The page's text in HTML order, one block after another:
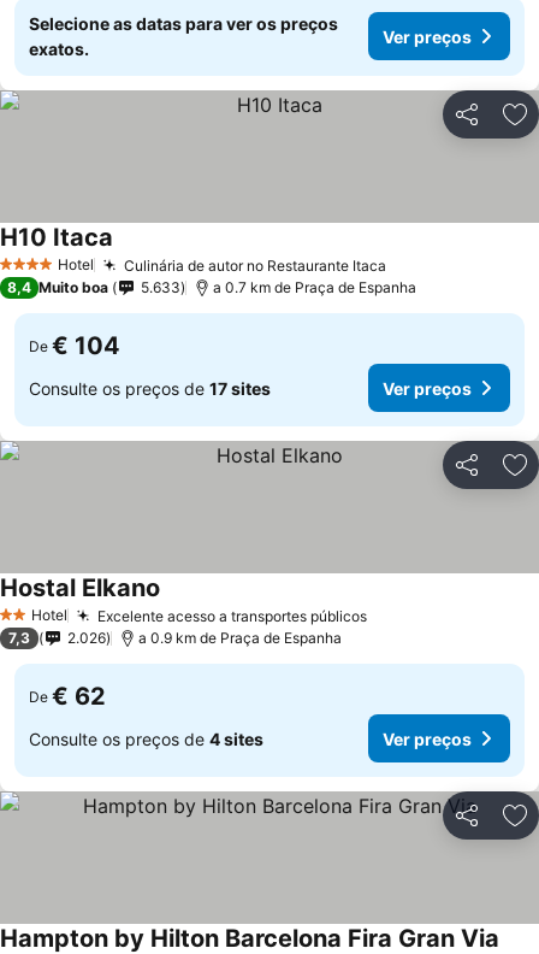
Selecione as datas para ver os preços
exatos.
Ver preços
Partilhar
4 EstrelasHotel Culinária de autor no Restaurante Itaca
H10 Itaca
8,4 Muito boa 5.633 a 0.7 km de Praça de Espanha
De € 104
Consulte os preços de 17 sites Ver preços
Partilhar
2 Estrelas
Hotel Excelente acesso a transportes públicos
Hostal Elkano
7,3 2.026 a 0.9 km de Praça de Espanha
De € 62
Consulte os preços de 4 sites Ver preços
Partilhar
Hampton by Hilton Barcelona Fira Gran Via